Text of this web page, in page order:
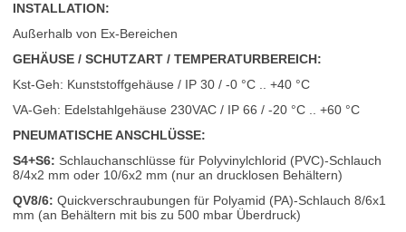
INSTALLATION:
Außerhalb von Ex-Bereichen
GEHÄUSE / SCHUTZART / TEMPERATURBEREICH:
Kst-Geh: Kunststoffgehäuse / IP 30 / -0 °C .. +40 °C
VA-Geh: Edelstahlgehäuse 230VAC / IP 66 / -20 °C .. +60 °C
PNEUMATISCHE ANSCHLÜSSE:
S4+S6: Schlauchanschlüsse für Polyvinylchlorid (PVC)-Schlauch
8/4x2 mm oder 10/6x2 mm (nur an drucklosen Behältern)
QV8/6: Quickverschraubungen für Polyamid (PA)-Schlauch 8/6x1
mm (an Behältern mit bis zu 500 mbar Überdruck)